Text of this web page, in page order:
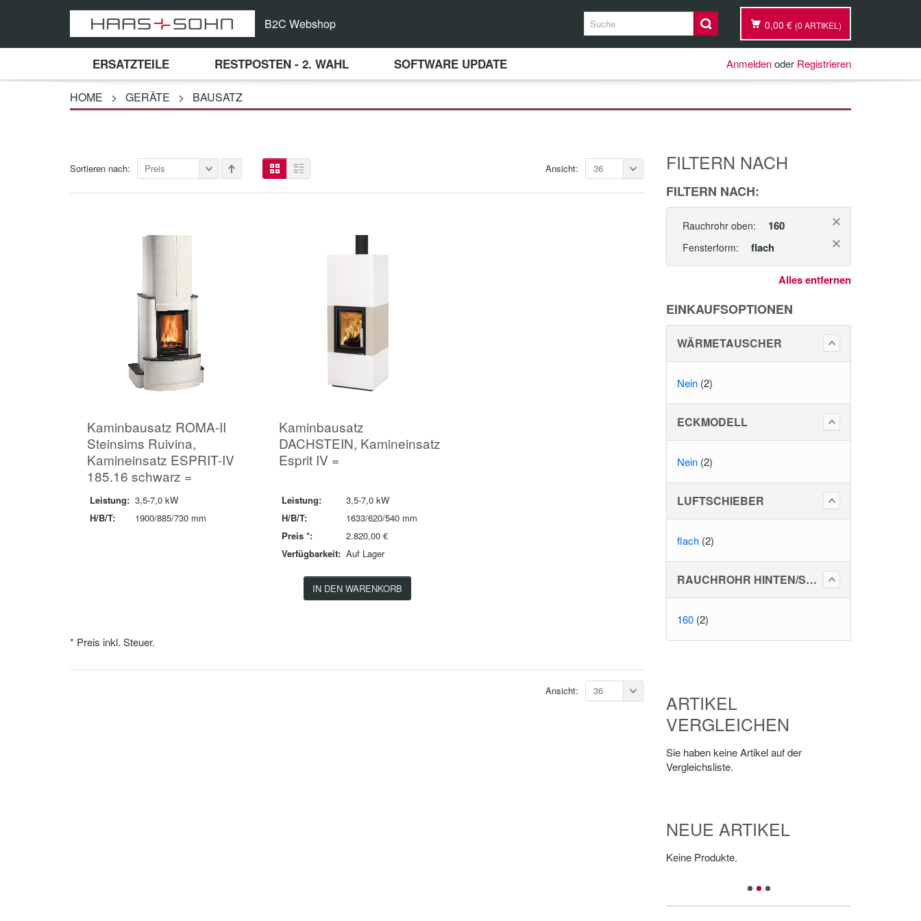
B2C Webshop 0,00 € (0 ARTIKEL)
ERSATZTEILE RESTPOSTEN - 2. WAHL SOFTWARE UPDATE Anmeldenoder Registrieren
HOME > GERÄTE > BAUSATZ
Sortieren nach: Preis Ansicht: 36
Kaminbausatz ROMA-II
Steinsims Ruivina,
Kamineinsatz ESPRIT-IV
185.16 schwarz =
Leistung: 3,5-7,0 kW
H/B/T:
1900/885/730 mm
Kaminbausatz
DACHSTEIN, Kamineinsatz
Esprit IV =
Leistung:
3,5-7,0 kW
H/B/T:
1633/620/540 mm
Preis *:
2.820,00 €
Verfügbarkeit: Auf Lager
IN DEN WARENKORB
* Preis inkl. Steuer.
Ansicht: 36
FILTERN NACH
FILTERN NACH:
Rauchrohr oben: 160
Fensterform: flach
Alles entfernen
EINKAUFSOPTIONEN
WÄRMETAUSCHER
Nein (2)
ECKMODELL
Nein (2)
LUFTSCHIEBER
flach (2)
RAUCHROHR HINTEN/SEITLICH
160 (2)
ARTIKEL
VERGLEICHEN
Sie haben keine Artikel auf der
Vergleichsliste.
NEUE ARTIKEL
Keine Produkte.